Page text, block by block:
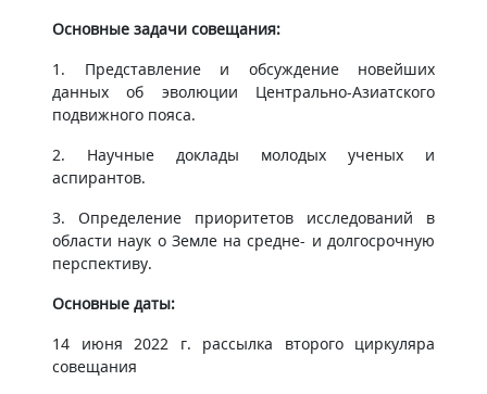
Основные задачи совещания:
1. Представление и обсуждение новейших
данных об эволюции Центрально-Азиатского
подвижного пояса.
2. Научные доклады молодых ученых и
аспирантов.
3. Определение приоритетов исследований в
области наук о Земле на средне- и долгосрочную
перспективу.
Основные даты:
14 июня 2022 г. рассылка второго циркуляра
совещания